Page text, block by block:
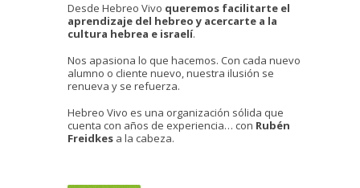
Desde Hebreo Vivo queremos facilitarte el
aprendizaje del hebreo y acercarte a la
cultura hebrea e israelí.
Nos apasiona lo que hacemos. Con cada nuevo
alumno o cliente nuevo, nuestra ilusión se
renueva y se refuerza.
Hebreo Vivo es una organización sólida que
cuenta con años de experiencia… con Rubén
Freidkes a la cabeza.